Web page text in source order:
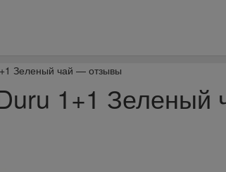
Зеленый чай — отзывы
1+1 Зеленый